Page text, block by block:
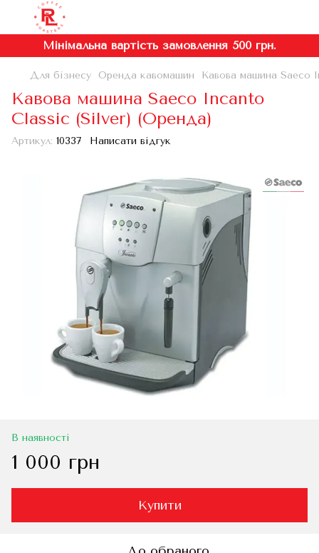
Мінімальна вартість замовлення 500 грн.
Для бізнесу Оренда кавомашин Кавова машина Saeco
Кавова машина Saeco Incanto
Classic (Silver) (Оренда)
Артикул: 10337 Написати відгук
В наявності
1 000 грн
Купити